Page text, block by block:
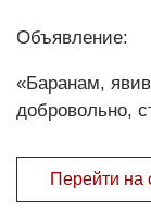
Объявление:
«Баранам,
добровольно,
Перейти на